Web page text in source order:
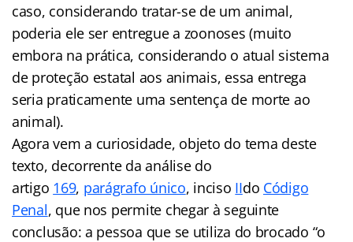
caso, considerando tratar-se de um animal,
poderia ele ser entregue a zoonoses (muito
embora na prática, considerando o atual sistema
de proteção estatal aos animais, essa entrega
seria praticamente uma sentença de morte ao
animal).
Agora vem a curiosidade, objeto do tema deste
texto, decorrente da análise do
artigo 169, parágrafo único, inciso IIdo Código
Penal, que nos permite chegar à seguinte
conclusão: a pessoa que se utiliza do brocado “o